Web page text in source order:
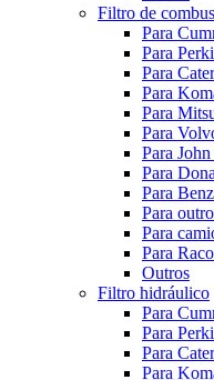
Filtro de
Para
Para
Para
Para
Para
Para
Para
Para
Para Benz
Para
Para
Para
Outros
Filtro hidráulico
Para
Para
Para
Para